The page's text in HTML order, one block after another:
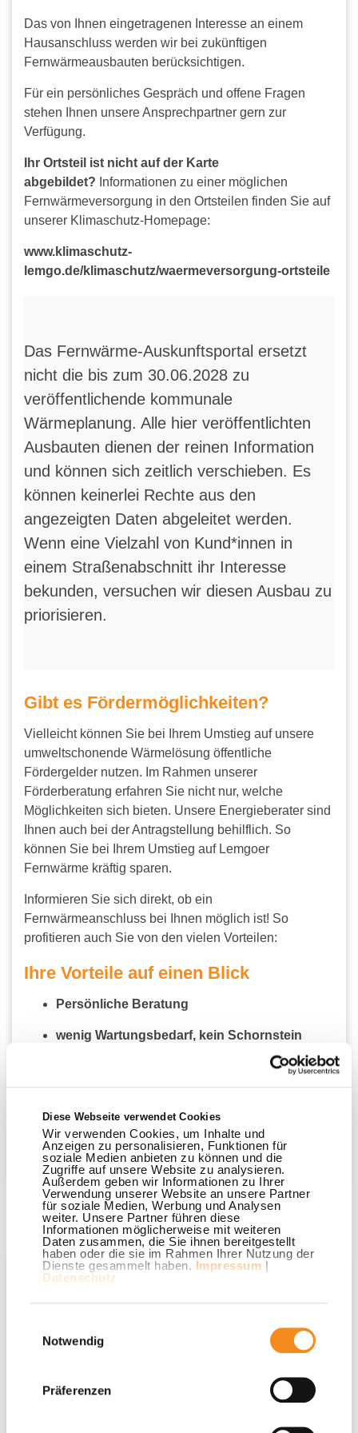
Diese Webseite verwendet Cookies
Wir verwenden Cookies, um Inhalte und
Anzeigen zu personalisieren, Funktionen für
soziale Medien anbieten zu können und die
Zugriffe auf unsere Website zu analysieren.
Außerdem geben wir Informationen zu Ihrer
Verwendung unserer Website an unsere Partner
für soziale Medien, Werbung und Analysen
weiter. Unsere Partner führen diese
Informationen möglicherweise mit weiteren
Daten zusammen, die Sie ihnen bereitgestellt
haben oder die sie im Rahmen Ihrer Nutzung der
Dienste gesammelt haben. Impressum |
Datenschutz
Notwendig
Präferenzen
Das von Ihnen eingetragenen Interesse an einem
Hausanschluss werden wir bei zukünftigen
Fernwärmeausbauten berücksichtigen.
Für ein persönliches Gespräch und offene Fragen
stehen Ihnen unsere Ansprechpartner gern zur
Verfügung.
Ihr Ortsteil ist nicht auf der Karte
abgebildet? Informationen zu einer möglichen
Fernwärmeversorgung in den Ortsteilen finden Sie auf
unserer Klimaschutz-Homepage:
www.klimaschutz-
lemgo.de/klimaschutz/waermeversorgung-ortsteile
Das Fernwärme-Auskunftsportal ersetzt
nicht die bis zum 30.06.2028 zu
veröffentlichende kommunale
Wärmeplanung. Alle hier veröffentlichten
Ausbauten dienen der reinen Information
und können sich zeitlich verschieben. Es
können keinerlei Rechte aus den
angezeigten Daten abgeleitet werden.
Wenn eine Vielzahl von Kund*innen in
einem Straßenabschnitt ihr Interesse
bekunden, versuchen wir diesen Ausbau zu
priorisieren.
Gibt es Fördermöglichkeiten?
Vielleicht können Sie bei Ihrem Umstieg auf unsere
umweltschonende Wärmelösung öffentliche
Fördergelder nutzen. Im Rahmen unserer
Förderberatung erfahren Sie nicht nur, welche
Möglichkeiten sich bieten. Unsere Energieberater sind
Ihnen auch bei der Antragstellung behilflich. So
können Sie bei Ihrem Umstieg auf Lemgoer
Fernwärme kräftig sparen.
Informieren Sie sich direkt, ob ein
Fernwärmeanschluss bei Ihnen möglich ist! So
profitieren auch Sie von den vielen Vorteilen:
Ihre Vorteile auf einen Blick
Persönliche Beratung
wenig Wartungsbedarf, kein Schornstein
Klimaschonende, lokale Erzeugung
Angebotsanfrage Fernwärme-
Anschluss
Ansprechpartner